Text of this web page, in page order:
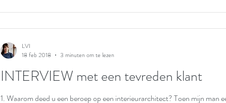
INTERVIEW met een tevreden klant
1. Waarom deed u een beroep op een interieurarchitect? Toen mijn man
LVI
18 feb 2018
3 minuten om te lezen